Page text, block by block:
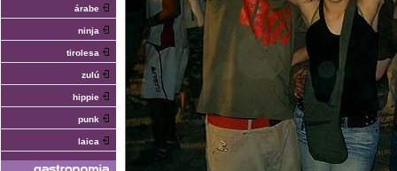
árabe
ninja
tirolesa
zulú
hippie
punk
laica